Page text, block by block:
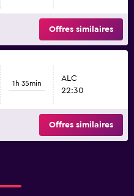
Offres similaires
1h 35min
ALC
22:30
Offres similaires